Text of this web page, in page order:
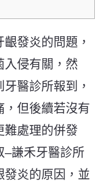
發炎的問題，
入侵有關，然
醫診所報到，
，但後續若沒有
難處理的併發
–謙禾牙醫診所
發炎的原因，並